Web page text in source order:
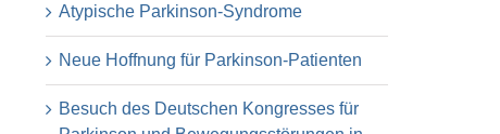
Atypische Parkinson-Syndrome
Neue Hoffnung für Parkinson-Patienten
Besuch des Deutschen Kongresses für